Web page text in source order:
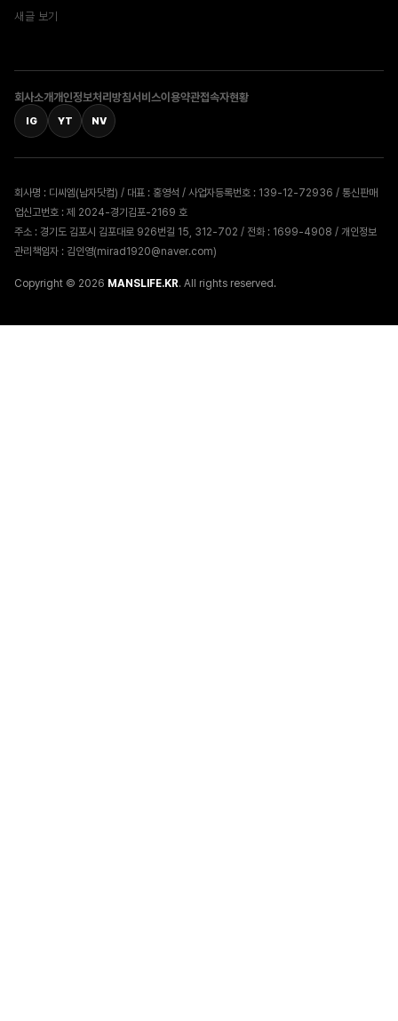
새글 보기
회사소개개인정보처리방침서비스이용약관접속자현황
IG YT NV
회사명 : 디씨엠(남자닷컴) / 대표 : 홍영석 / 사업자등록번호 : 139-12-72936 / 통신판매
업신고번호 : 제 2024-경기김포-2169 호
주소 : 경기도 김포시 김포대로 926번길 15, 312-702 / 전화 : 1699-4908 / 개인정보
관리책임자 : 김인영(mirad1920@naver.com)
Copyright © 2026 MANSLIFE.KR. All rights reserved.